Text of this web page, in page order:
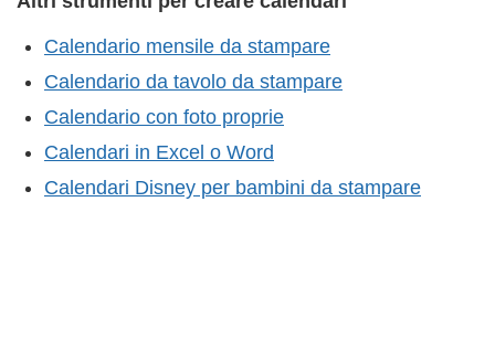
Calendario mensile da stampare
Calendario da tavolo da stampare
Calendario con foto proprie
Calendari in Excel o Word
Calendari Disney per bambini da stampare